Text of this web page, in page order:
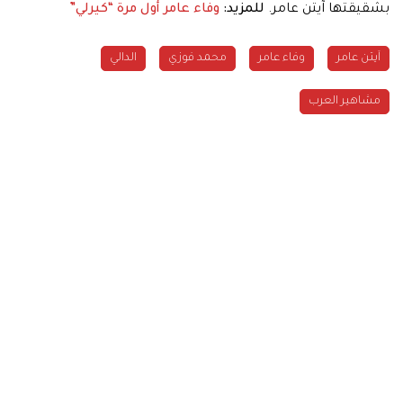
بشقيقتها آيتن عامر. للمزيد: وفاء عامر أول مرة “كيرلي”
آيتن عامر وفاء عامر محمد فوزي الدالي
مشاهير العرب